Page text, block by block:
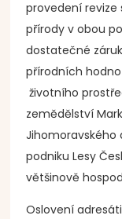
provedení
přírody v obou
dostatečné
přírodních
životního
zemědělství
Jihomoravského
podniku Lesy
většinově
Oslovení